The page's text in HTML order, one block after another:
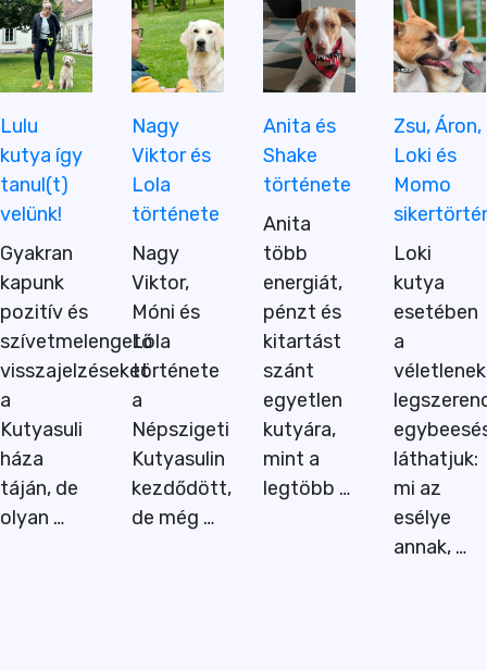
Lulu
kutya így
tanul(t)
velünk!
Gyakran
kapunk
pozitív és
szívetmelengető
visszajelzéseket
a
Kutyasuli
háza
táján, de
olyan …
Nagy
Viktor és
Lola
története
Nagy
Viktor,
Móni és
Lola
története
a
Népszigeti
Kutyasulin
kezdődött,
de még …
Anita és
Shake
története
Anita
több
energiát,
pénzt és
kitartást
szánt
egyetlen
kutyára,
mint a
legtöbb …
Zsu, Áron,
Loki és
Momo
Loki
kutya
esetében
a
véletlenek
láthatjuk:
mi az
esélye
annak, …